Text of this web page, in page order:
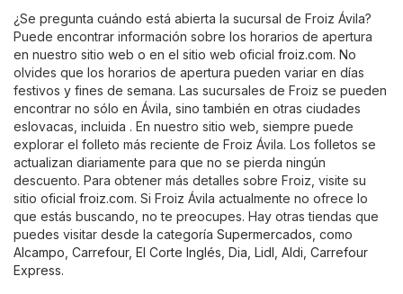
¿Se pregunta cuándo está abierta la sucursal de Froiz Ávila?
Puede encontrar información sobre los horarios de apertura
en nuestro sitio web o en el sitio web oficial froiz.com. No
olvides que los horarios de apertura pueden variar en días
festivos y fines de semana. Las sucursales de Froiz se pueden
encontrar no sólo en Ávila, sino también en otras ciudades
eslovacas, incluida . En nuestro sitio web, siempre puede
explorar el folleto más reciente de Froiz Ávila. Los folletos se
actualizan diariamente para que no se pierda ningún
descuento. Para obtener más detalles sobre Froiz, visite su
sitio oficial froiz.com. Si Froiz Ávila actualmente no ofrece lo
que estás buscando, no te preocupes. Hay otras tiendas que
puedes visitar desde la categoría Supermercados , como
Alcampo Carrefour, El Corte Inglés Dia Lidl Aldi Carrefour
Express.